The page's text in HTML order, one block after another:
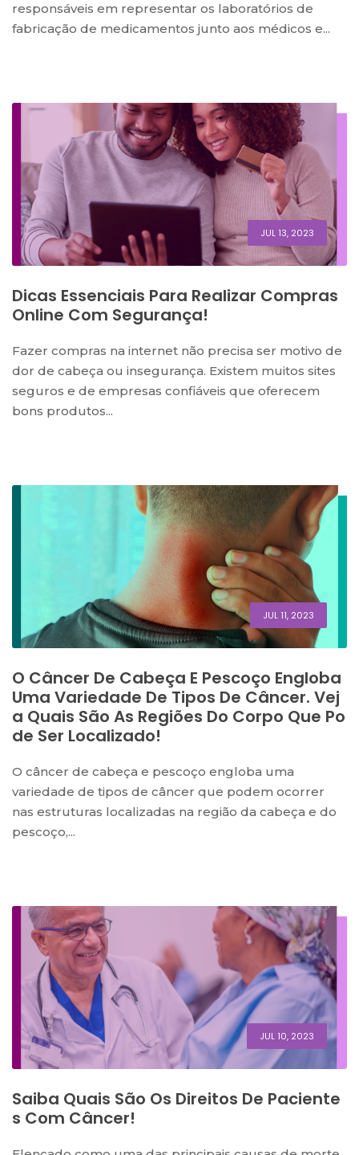
responsáveis em representar os laboratórios de
fabricação de medicamentos junto aos médicos e...
JUL 13, 2023
Dicas Essenciais Para Realizar Compras
Online Com Segurança!
Fazer compras na internet não precisa ser motivo de
dor de cabeça ou insegurança. Existem muitos sites
seguros e de empresas confiáveis que oferecem
bons produtos...
JUL 11, 2023
O Câncer De Cabeça E Pescoço Engloba
Uma Variedade De Tipos De Câncer. Vej
A Quais São As Regiões Do Corpo Que Po
De Ser Localizado!
O câncer de cabeça e pescoço engloba uma
variedade de tipos de câncer que podem ocorrer
nas estruturas localizadas na região da cabeça e do
pescoço,...
JUL 10, 2023
Saiba Quais São Os Direitos De Paciente
S Com Câncer!